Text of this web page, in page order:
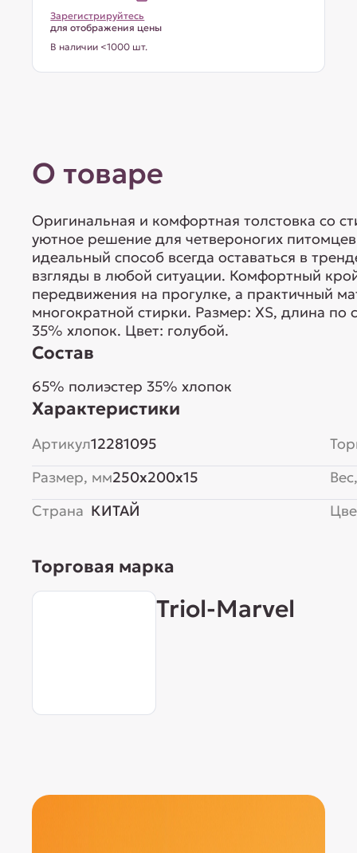
Зарегистрируйтесь
для отображения цены
В наличии <1000 шт.
О товаре
Оригинальная и комфортная толстовка со
уютное решение для четвероногих
идеальный способ всегда оставаться в
взгляды в любой ситуации. Комфортный
передвижения на прогулке, а практичный
многократной стирки. Размер: XS, длина по
35% хлопок. Цвет: голубой.
Состав
65% полиэстер 35% хлопок
Характеристики
Артикул12281095
Размер, мм250x200x15
Страна КИТАЙ
Торговая марка
Triol-Marvel